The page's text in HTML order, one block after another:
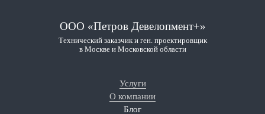
ООО «Петров Девелопмент+»
Технический заказчик и ген. проектировщик
в Москве и Московской области
Услуги
О компании
Блог